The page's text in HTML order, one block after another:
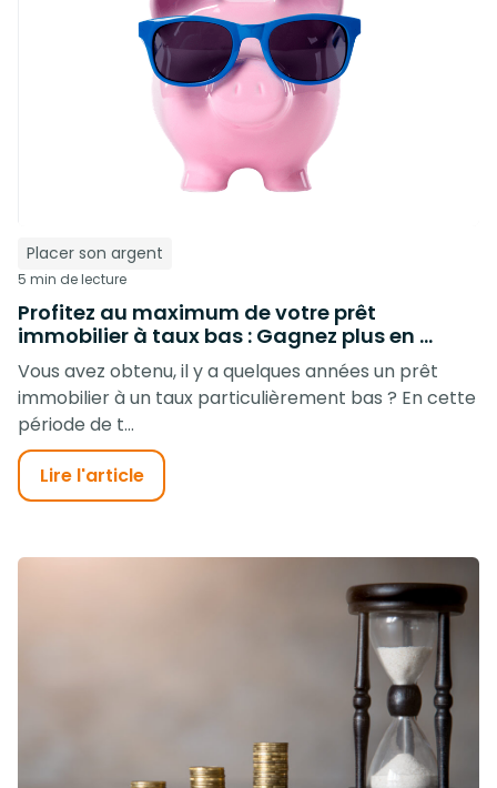
Placer son argent
5 min de lecture
Profitez au maximum de votre prêt
immobilier à taux bas : Gagnez plus en ...
Vous avez obtenu, il y a quelques années un prêt
immobilier à un taux particulièrement bas ? En cette
période de t...
Lire l'article